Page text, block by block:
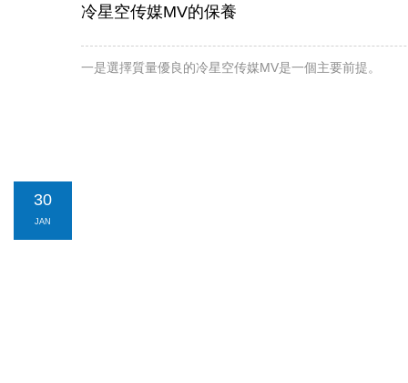
冷星空传媒MV的保養
一是選擇質量優良的冷星空传媒MV是一個主要前提。
30
JAN